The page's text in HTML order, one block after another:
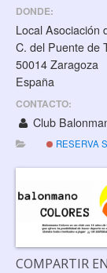
DONDE:
Local Asociación
C. del Puente de
50014 Zaragoza
España
CONTACTO:
Club
RESERVA
COMPARTIR